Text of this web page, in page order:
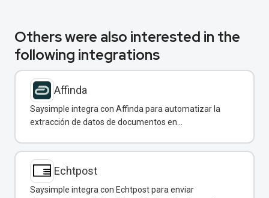
Others were also interested in the
following integrations
Affinda
Saysimple integra con Affinda para automatizar la
extracción de datos de documentos en
Echtpost
Saysimple integra con Echtpost para enviar